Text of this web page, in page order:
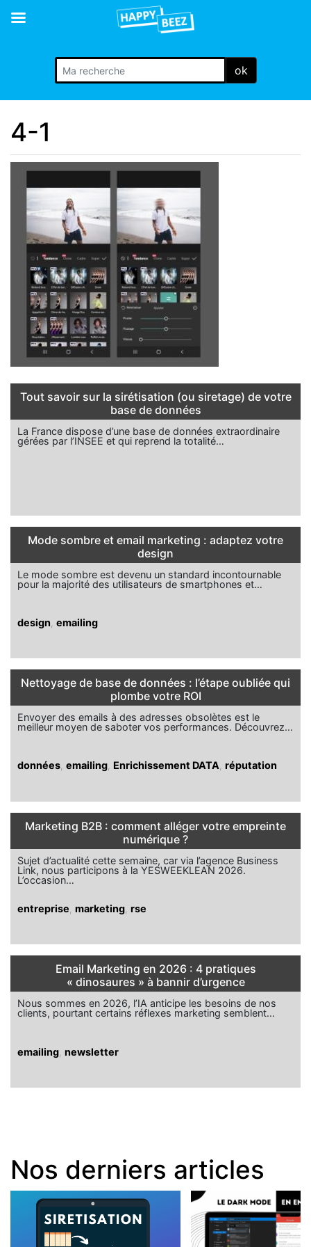
ok
4-1
Tout savoir sur la sirétisation (ou siretage) de votre
base de données
La France dispose d’une base de données extraordinaire
gérées par l’INSEE et qui reprend la totalité…
Mode sombre et email marketing : adaptez votre
design
Le mode sombre est devenu un standard incontournable
pour la majorité des utilisateurs de smartphones et…
design emailing
Nettoyage de base de données : l’étape oubliée qui
plombe votre ROI
Envoyer des emails à des adresses obsolètes est le
meilleur moyen de saboter vos performances. Découvrez…
données emailing Enrichissement DATA réputation
Marketing B2B : comment alléger votre empreinte
numérique ?
Sujet d’actualité cette semaine, car via l’agence Business
Link, nous participons à la YESWEEKLEAN 2026.
L’occasion…
entreprise marketing rse
Email Marketing en 2026 : 4 pratiques
« dinosaures » à bannir d’urgence
Nous sommes en 2026, l’IA anticipe les besoins de nos
clients, pourtant certains réflexes marketing semblent…
emailing newsletter
Nos derniers articles